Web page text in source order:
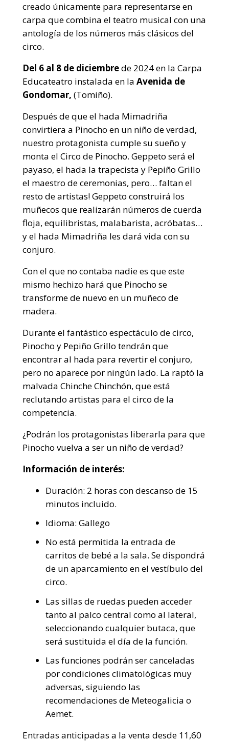
creado únicamente para representarse en
carpa que combina el teatro musical con una
antología de los números más clásicos del
circo.
Del 6 al 8 de diciembrede 2024 en la Carpa
Educateatro instalada en la Avenida de
Gondomar, (Tomiño).
Después de que el hada Mimadriña
convirtiera a Pinocho en un niño de verdad,
nuestro protagonista cumple su sueño y
monta el Circo de Pinocho. Geppeto será el
payaso, el hada la trapecista y Pepiño Grillo
el maestro de ceremonias, pero… faltan el
resto de artistas! Geppeto construirá los
muñecos que realizarán números de cuerda
floja, equilibristas, malabarista, acróbatas…
y el hada Mimadriña les dará vida con su
conjuro.
Con el que no contaba nadie es que este
mismo hechizo hará que Pinocho se
transforme de nuevo en un muñeco de
madera.
Durante el fantástico espectáculo de circo,
Pinocho y Pepiño Grillo tendrán que
encontrar al hada para revertir el conjuro,
pero no aparece por ningún lado. La raptó la
malvada Chinche Chinchón, que está
reclutando artistas para el circo de la
competencia.
¿Podrán los protagonistas liberarla para que
Pinocho vuelva a ser un niño de verdad?
Información de interés:
Duración: 2 horas con descanso de 15
minutos incluido.
Idioma: Gallego
No está permitida la entrada de
carritos de bebé a la sala. Se dispondrá
de un aparcamiento en el vestíbulo del
circo.
Las sillas de ruedas pueden acceder
tanto al palco central como al lateral,
seleccionando cualquier butaca, que
será sustituida el día de la función.
Las funciones podrán ser canceladas
por condiciones climatológicas muy
adversas, siguiendo las
recomendaciones de Meteogalicia o
Aemet.
Entradas anticipadas a la venta desde 11,60